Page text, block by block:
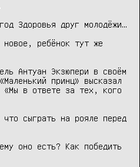
Здоровья друг молодёжи…
новое, ребёнок тут же
Антуан Экзюпери в своём
принц» высказал
«Мы в ответе за тех, кого
сыграть на рояле перед
оно есть? Как победить